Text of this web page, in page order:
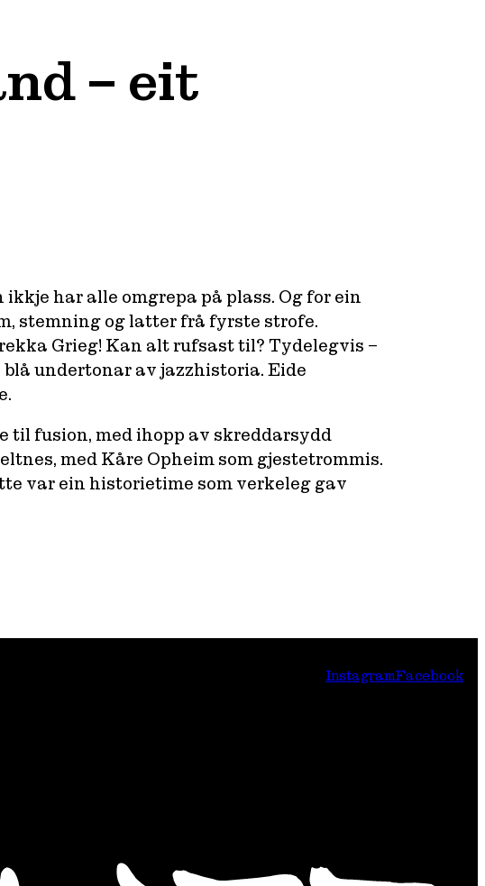
– eit
har alle omgrepa på plass. Og for ein
stemning og latter frå fyrste strofe.
Grieg! Kan alt rufsast til? Tydelegvis –
undertonar av jazzhistoria. Eide
til fusion, med ihopp av skreddarsydd
med Kåre Opheim som gjestetrommis.
var ein historietime som verkeleg gav
InstagramFacebook